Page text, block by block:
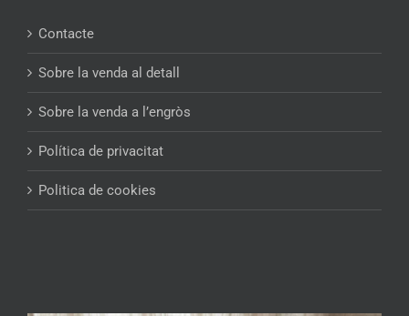
Contacte
Sobre la venda al detall
Sobre la venda a l’engròs
Política de privacitat
Politica de cookies